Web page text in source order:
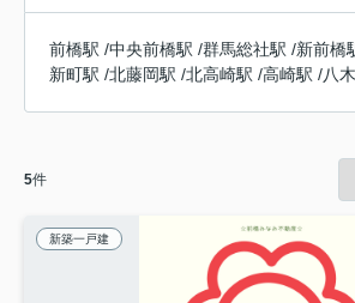
前橋駅 /中央前橋駅 /群馬総社駅 /新前橋
新町駅 /北藤岡駅 /北高崎駅 /高崎駅 /八
5件
新築一戸建